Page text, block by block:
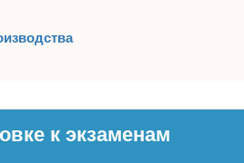
к экзаменам